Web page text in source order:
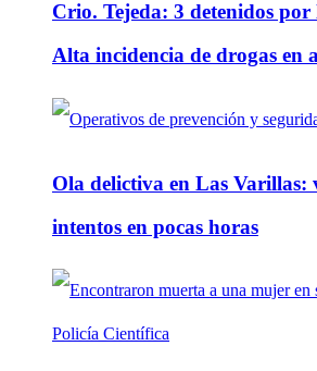
Crio. Tejeda: 3 detenidos por
Alta incidencia de drogas en
Ola delictiva en Las Varillas:
intentos en pocas horas